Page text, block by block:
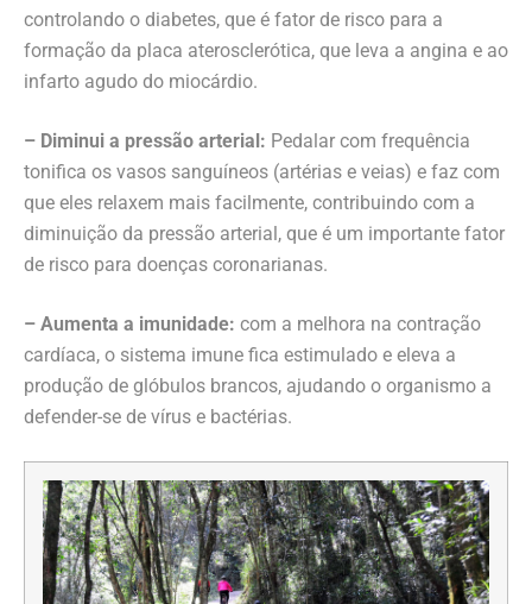
controlando o diabetes, que é fator de risco para a
formação da placa aterosclerótica, que leva a angina e ao
infarto agudo do miocárdio.
– Diminui a pressão arterial: Pedalar com frequência
tonifica os vasos sanguíneos (artérias e veias) e faz com
que eles relaxem mais facilmente, contribuindo com a
diminuição da pressão arterial, que é um importante fator
de risco para doenças coronarianas.
– Aumenta a imunidade: com a melhora na contração
cardíaca, o sistema imune fica estimulado e eleva a
produção de glóbulos brancos, ajudando o organismo a
defender-se de vírus e bactérias.